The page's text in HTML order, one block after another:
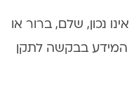
נכון, שלם, ברור או
המידע בבקשה לתקן